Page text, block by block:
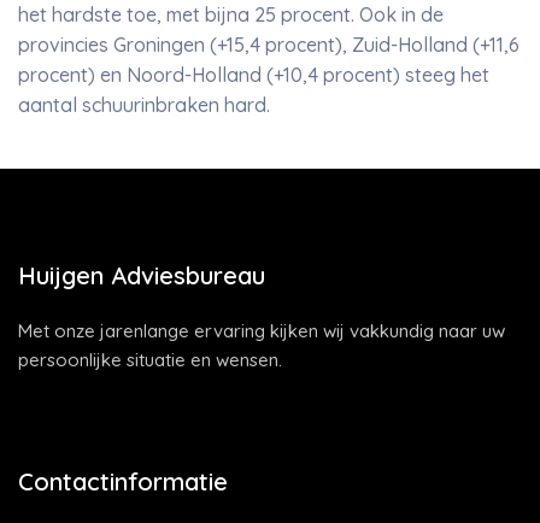
het hardste toe, met bijna 25 procent. Ook in de
provincies Groningen (+15,4 procent), Zuid-Holland (+11,6
procent) en Noord-Holland (+10,4 procent) steeg het
aantal schuurinbraken hard.
Huijgen Adviesbureau
Met onze jarenlange ervaring kijken wij vakkundig naar uw
persoonlijke situatie en wensen.
Contactinformatie